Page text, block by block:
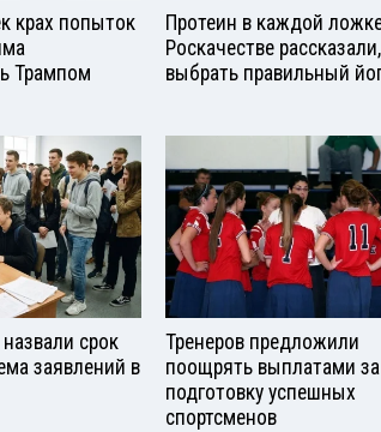
крах попыток
Трампом
Протеин в каждой
Роскачестве
выбрать правильный
срок
заявлений в
Тренеров предложили
поощрять выплатами за
подготовку успешных
спортсменов